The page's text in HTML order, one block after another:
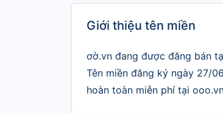
Giới thiệu tên miền
ơờ.vn đang được đăng bán
Tên miền đăng ký ngày 27/
hoàn toàn miễn phí tại